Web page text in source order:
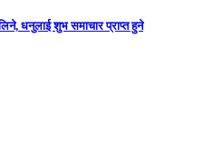
धनुलाई शुभ समाचार प्राप्त हुने